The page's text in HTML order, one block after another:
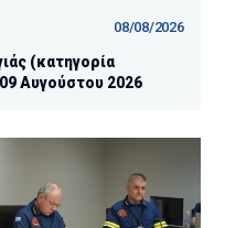
08/08/2026
(κατηγορία
09 Αυγούστου 2026